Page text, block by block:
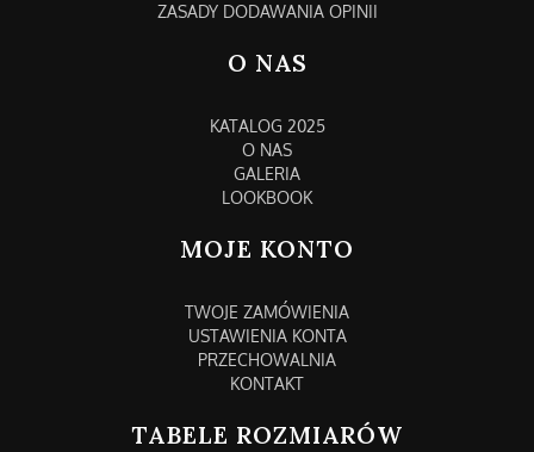
ZASADY DODAWANIA OPINII
O NAS
KATALOG 2025
O NAS
GALERIA
LOOKBOOK
MOJE KONTO
TWOJE ZAMÓWIENIA
USTAWIENIA KONTA
PRZECHOWALNIA
KONTAKT
TABELE ROZMIARÓW